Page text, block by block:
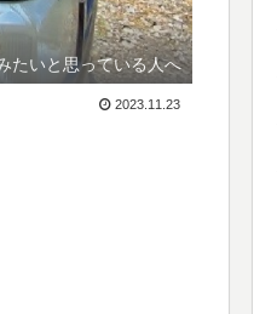
たいと思っている人へ
2023.11.23